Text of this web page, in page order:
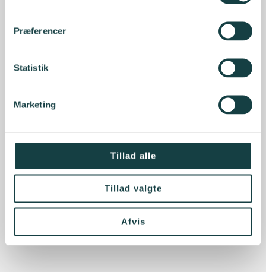
Præferencer
Statistik
Marketing
Tillad alle
Tillad valgte
Afvis